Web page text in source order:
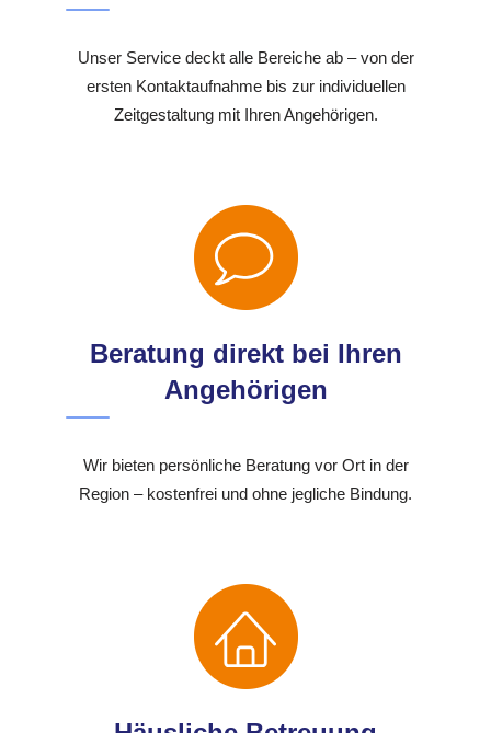
Unser Service deckt alle Bereiche ab – von der
ersten Kontaktaufnahme bis zur individuellen
Zeitgestaltung mit Ihren Angehörigen.
Beratung direkt bei Ihren
Angehörigen
Wir bieten persönliche Beratung vor Ort in der
Region – kostenfrei und ohne jegliche Bindung.